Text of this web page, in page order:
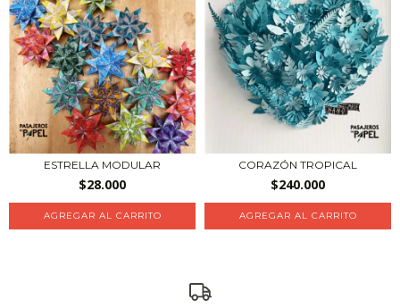
ESTRELLA MODULAR
$28.000
AGREGAR AL CARRITO
CORAZÓN TROPICAL
$240.000
AGREGAR AL CARRITO